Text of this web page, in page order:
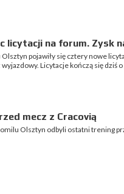
licytacji na forum. Zysk
pojawiły się cztery nowe
Licytacje kończą się dziś
mecz z Cracovią
Olsztyn odbyli ostatni trening